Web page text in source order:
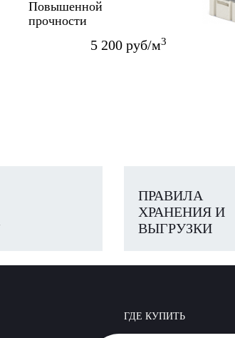
Повышенной
прочности
5 200 руб/м3
ПРАВИЛА
ХРАНЕНИЯ И
ВЫГРУЗКИ
ГДЕ КУПИТЬ